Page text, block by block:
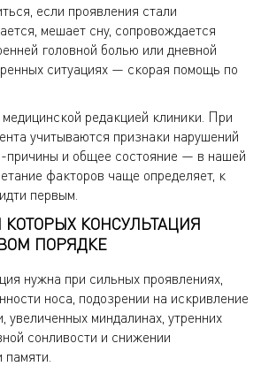
если проявления стали
мешает сну, сопровождается
головной болью или дневной
ситуациях — скорая помощь по
редакцией клиники. При
учитываются признаки нарушений
и общее состояние — в нашей
факторов чаще определяет, к
первым.
КОНСУЛЬТАЦИЯ
ПОРЯДКЕ
нужна при сильных проявлениях,
носа, подозрении на искривление
увеличенных миндалинах, утренних
сонливости и снижении